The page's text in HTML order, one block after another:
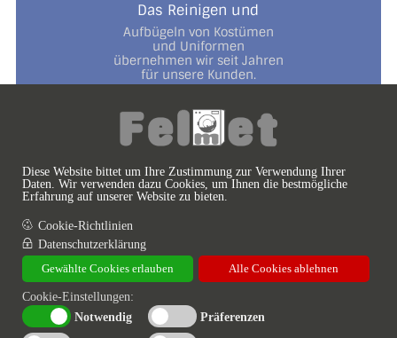
Diese Website bittet um Ihre Zustimmung zur Verwendung Ihrer
Daten. Wir verwenden dazu Cookies, um Ihnen die bestmögliche
Erfahrung auf unserer Website zu bieten.
Cookie-Richtlinien
Datenschutzerklärung
Gewählte Cookies erlauben Alle Cookies ablehnen
Cookie-Einstellungen:
Notwendig
Präferenzen
Das Reinigen und
Aufbügeln von Kostümen
und Uniformen
übernehmen wir seit Jahren
für unsere Kunden.
Zur vollen Zufriedenheit
und mit viel Sinn
fürs Detail
©2025 - FELMET TEXTILREINIGUNG FACHBETRIEB